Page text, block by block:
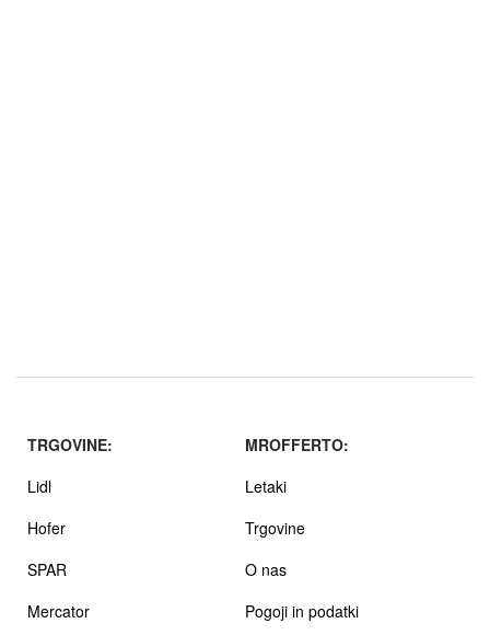
TRGOVINE:
Lidl
Hofer
SPAR
Mercator
MROFFERTO:
Letaki
Trgovine
O nas
Pogoji in podatki